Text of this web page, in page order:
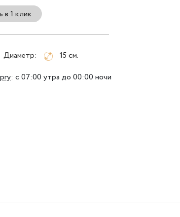
в 1 клик
Диаметр:
15 см.
: с 07:00 утра до 00:00 ночи